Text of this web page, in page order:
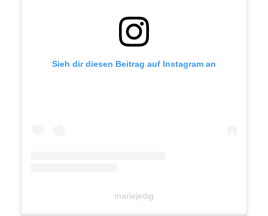
Sieh dir diesen Beitrag auf Instagram an
mariejedig